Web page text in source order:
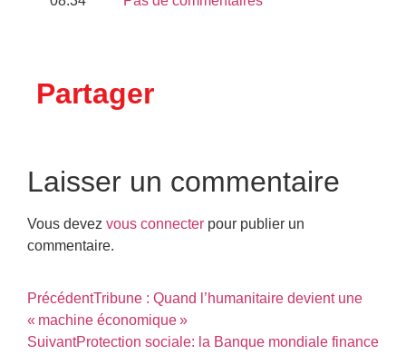
Partager
Laisser un commentaire
Vous devez vous connecter pour publier un
commentaire.
PrécédentTribune : Quand l’humanitaire devient une
« machine économique »
SuivantProtection sociale: la Banque mondiale finance